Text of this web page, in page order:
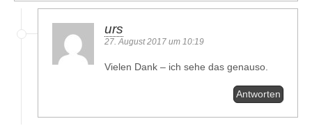
urs
27. August 2017 um 10:19
Vielen Dank – ich sehe das genauso.
Antworten